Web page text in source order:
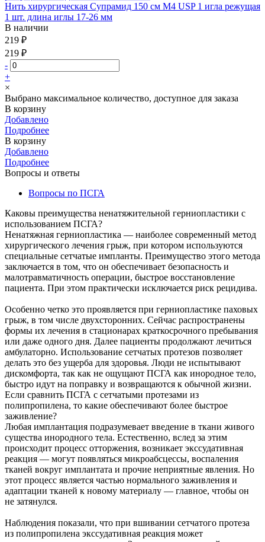
Нить хирургическая Супрамид 150 см М4 USP 1 игла режущая
1 шт. длина иглы 17-26 мм
В наличии
219 ₽
219 ₽
-
+
×
Выбрано максимальное количество, доступное для заказа
В корзину
Добавлено
Подробнее
В корзину
Добавлено
Подробнее
Вопросы и ответы
Вопросы по ПСГА
Каковы преимущества ненатяжительной герниопластики с
использованием ПСГА?
Ненатяжная герниопластика — наиболее современный метод
хирургического лечения грыж, при котором используются
специальные сетчатые импланты. Преимущество этого метода
заключается в том, что он обеспечивает безопасность и
малотравматичность операции, быстрое восстановление
пациента. При этом практически исключается риск рецидива.
Особенно четко это проявляется при герниопластике паховых
грыж, в том числе двухсторонних. Сейчас распространены
формы их лечения в стационарах краткосрочного пребывания
или даже одного дня. Далее пациенты продолжают лечиться
амбулаторно. Использование сетчатых протезов позволяет
делать это без ущерба для здоровья. Люди не испытывают
дискомфорта, так как не ощущают ПСГА как инородное тело,
быстро идут на поправку и возвращаются к обычной жизни.
Если сравнить ПСГА с сетчатыми протезами из
полипропилена, то какие обеспечивают более быстрое
заживление?
Любая имплантация подразумевает введение в ткани живого
существа инородного тела. Естественно, вслед за этим
происходит процесс отторжения, возникает экссудативная
реакция — могут появляться микроабсцессы, воспаления
тканей вокруг имплантата и прочие неприятные явления. Но
этот процесс является частью нормального заживления и
адаптации тканей к новому материалу — главное, чтобы он
не затянулся.
Наблюдения показали, что при вшивании сетчатого протеза
из полипропилена экссудативная реакция может